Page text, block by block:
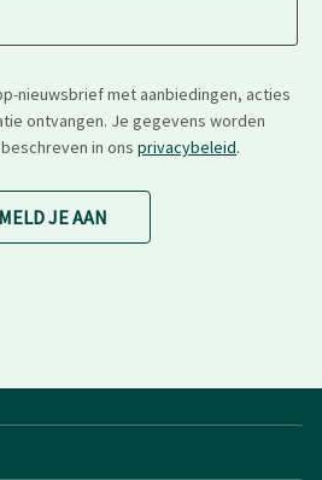
nieuwsbrief met aanbiedingen, acties
ontvangen. Je gegevens worden
in ons privacybeleid.
MELD JE AAN